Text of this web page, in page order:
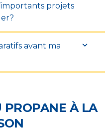
projets
avant ma
PROPANE À LA